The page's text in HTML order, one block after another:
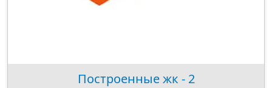
Построенные жк - 2